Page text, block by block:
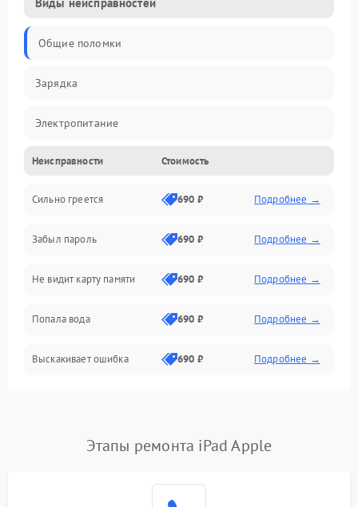
Общие поломки
Зарядка
Электропитание
Экран и изображение
Дисплей
Экран (дисплей)
Связь
Разговор (микрофон, динамик)
Перегрев и нестабильная работа
Сеть и интернет
Неисправности Стоимость
Сильно греется 690 ₽ Подробнее →
Забыл пароль 690 ₽ Подробнее →
Не видит карту памяти 690 ₽ Подробнее →
Попала вода 690 ₽ Подробнее →
Выскакивает ошибка 690 ₽ Подробнее →
Этапы ремонта iPad Apple